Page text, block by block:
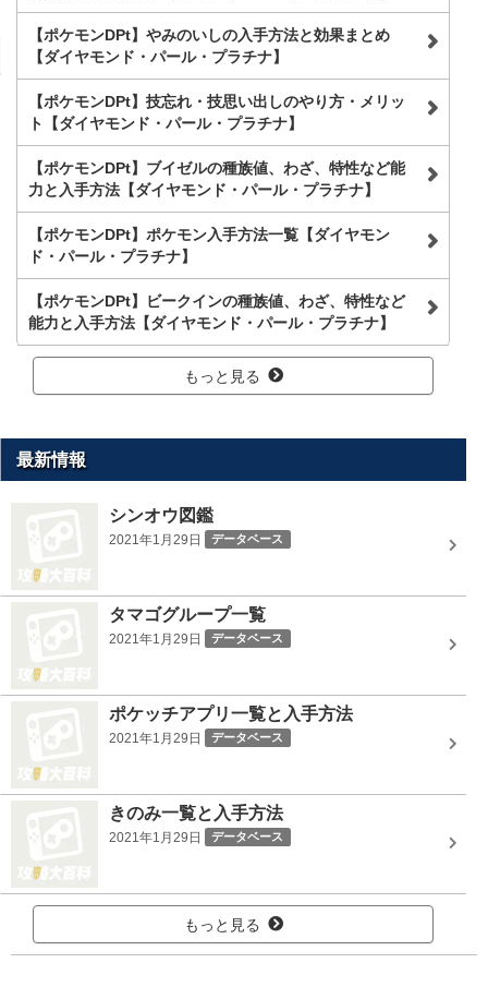
【ポケモンDPt】やみのいしの入手方法と効果まとめ
【ダイヤモンド・パール・プラチナ】
【ポケモンDPt】技忘れ・技思い出しのやり方・メリッ
ト【ダイヤモンド・パール・プラチナ】
【ポケモンDPt】ブイゼルの種族値、わざ、特性など能
力と入手方法【ダイヤモンド・パール・プラチナ】
【ポケモンDPt】ポケモン入手方法一覧【ダイヤモン
ド・パール・プラチナ】
【ポケモンDPt】ビークインの種族値、わざ、特性など
能力と入手方法【ダイヤモンド・パール・プラチナ】
もっと見る
最新情報
シンオウ図鑑
2021年1月29日 データベース
タマゴグループ一覧
2021年1月29日 データベース
ポケッチアプリ一覧と入手方法
2021年1月29日 データベース
きのみ一覧と入手方法
2021年1月29日 データベース
もっと見る